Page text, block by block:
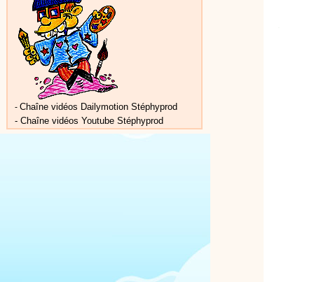
- Chaîne vidéos Dailymotion Stéphyprod
- Chaîne vidéos Youtube Stéphyprod